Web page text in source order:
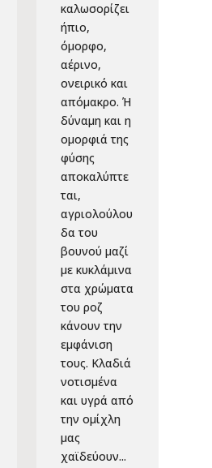
καλωσορίζει
ήπιο,
όμορφο,
αέρινο,
ονειρικό και
απόμακρο. Ή
δύναμη και η
ομορφιά της
φύσης
αποκαλύπτε
ται,
αγριολούλου
δα του
βουνού μαζί
με κυκλάμινα
στα χρώματα
του ροζ
κάνουν την
εμφάνιση
τους. Κλαδιά
νοτισμένα
και υγρά από
την ομίχλη
μας
χαϊδεύουν...